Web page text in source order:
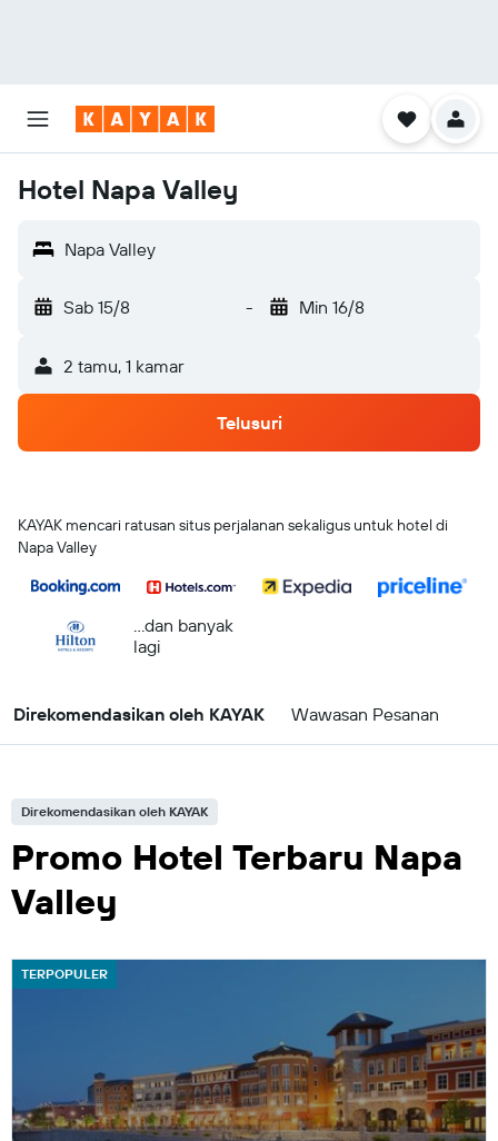
Hotel Napa Valley
Napa Valley
Sab 15/8 - Min 16/8
2 tamu, 1 kamar
Telusuri
KAYAK mencari ratusan situs perjalanan sekaligus untuk hotel di
Napa Valley
...dan banyak
lagi
Direkomendasikan oleh KAYAK Wawasan Pesanan
Direkomendasikan oleh KAYAK
Promo Hotel Terbaru Napa
Valley
TERPOPULER